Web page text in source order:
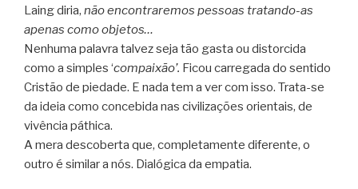
Laing diria, não encontraremos pessoas tratando-as
apenas como objetos…
Nenhuma palavra talvez seja tão gasta ou distorcida
como a simples ‘compaixão’. Ficou carregada do sentido
Cristão de piedade. E nada tem a ver com isso. Trata-se
da ideia como concebida nas civilizações orientais, de
vivência páthica.
A mera descoberta que, completamente diferente, o
outro é similar a nós. Dialógica da empatia.